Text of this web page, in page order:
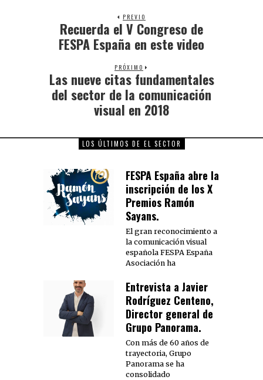
PREVIO
Recuerda el V Congreso de
FESPA España en este video
PRÓXIMO
Las nueve citas fundamentales
del sector de la comunicación
visual en 2018
LOS ÚLTIMOS DE EL SECTOR
FESPA España abre la
inscripción de los X
Premios Ramón
Sayans.
El gran reconocimiento a
la comunicación visual
española FESPA España
Asociación ha
Entrevista a Javier
Rodríguez Centeno,
Director general de
Grupo Panorama.
Con más de 60 años de
trayectoria, Grupo
Panorama se ha
consolidado